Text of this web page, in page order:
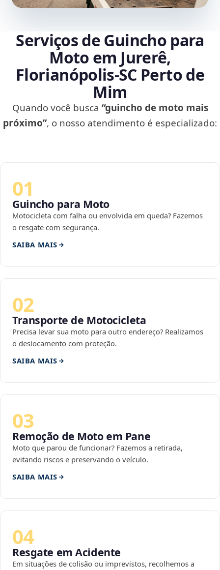
Serviços de Guincho para
Moto em Jurerê,
Florianópolis‑SC Perto de
Mim
Quando você busca “guincho de moto mais
próximo”, o nosso atendimento é especializado:
01
Guincho para Moto
Motocicleta com falha ou envolvida em queda? Fazemos
o resgate com segurança.
SAIBA MAIS
02
Transporte de Motocicleta
Precisa levar sua moto para outro endereço? Realizamos
o deslocamento com proteção.
SAIBA MAIS
03
Remoção de Moto em Pane
Moto que parou de funcionar? Fazemos a retirada,
evitando riscos e preservando o veículo.
SAIBA MAIS
04
Resgate em Acidente
Em situações de colisão ou imprevistos, recolhemos a